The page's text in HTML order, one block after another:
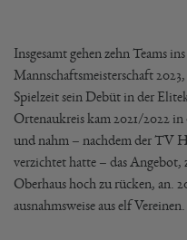
Insgesamt gehen zehn Teams
Mannschaftsmeisterschaft
Spielzeit sein Debüt in der
Ortenaukreis kam 2021/2022 in
und nahm – nachdem der TV
verzichtet hatte – das Angebot,
Oberhaus hoch zu rücken, an.
ausnahmsweise aus elf Vereinen.